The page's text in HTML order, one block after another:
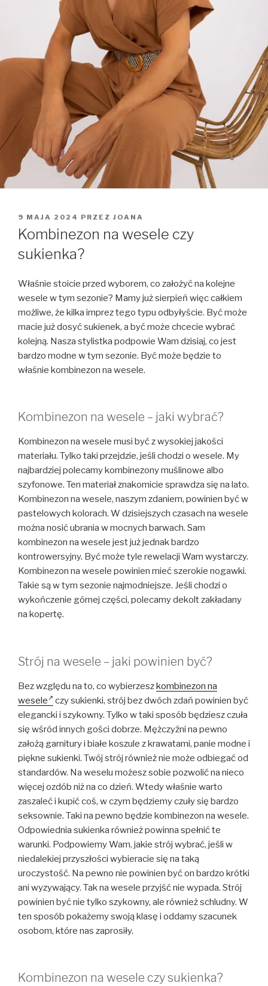
OPUBLIKOWANE
W
9 MAJA 2024 PRZEZ JOANA
Kombinezon na wesele czy
sukienka?
Właśnie stoicie przed wyborem, co założyć na kolejne
wesele w tym sezonie? Mamy już sierpień więc całkiem
możliwe, że kilka imprez tego typu odbyłyście. Być może
macie już dosyć sukienek, a być może chcecie wybrać
kolejną. Nasza stylistka podpowie Wam dzisiaj, co jest
bardzo modne w tym sezonie. Być może będzie to
właśnie kombinezon na wesele.
Kombinezon na wesele – jaki wybrać?
Kombinezon na wesele musi być z wysokiej jakości
materiału. Tylko taki przejdzie, jeśli chodzi o wesele. My
najbardziej polecamy kombinezony muślinowe albo
szyfonowe. Ten materiał znakomicie sprawdza się na lato.
Kombinezon na wesele, naszym zdaniem, powinien być w
pastelowych kolorach. W dzisiejszych czasach na wesele
można nosić ubrania w mocnych barwach. Sam
kombinezon na wesele jest już jednak bardzo
kontrowersyjny. Być może tyle rewelacji Wam wystarczy.
Kombinezon na wesele powinien mieć szerokie nogawki.
Takie są w tym sezonie najmodniejsze. Jeśli chodzi o
wykończenie górnej części, polecamy dekolt zakładany
na kopertę.
Strój na wesele – jaki powinien być?
Bez względu na to, co wybierzeszkombinezon na
wesele
czy sukienki, strój bez dwóch zdań powinien być
elegancki i szykowny. Tylko w taki sposób będziesz czuła
się wśród innych gości dobrze. Mężczyźni na pewno
założą garnitury i białe koszule z krawatami, panie modne i
piękne sukienki. Twój strój również nie może odbiegać od
standardów. Na weselu możesz sobie pozwolić na nieco
więcej ozdób niż na co dzień. Wtedy właśnie warto
zaszaleć i kupić coś, w czym będziemy czuły się bardzo
seksownie. Taki na pewno będzie kombinezon na wesele.
Odpowiednia sukienka również powinna spełnić te
warunki. Podpowiemy Wam, jakie strój wybrać, jeśli w
niedalekiej przyszłości wybieracie się na taką
uroczystość. Na pewno nie powinien być on bardzo krótki
ani wyzywający. Tak na wesele przyjść nie wypada. Strój
powinien być nie tylko szykowny, ale również schludny. W
ten sposób pokażemy swoją klasę i oddamy szacunek
osobom, które nas zaprosiły.
Kombinezon na wesele czy sukienka?